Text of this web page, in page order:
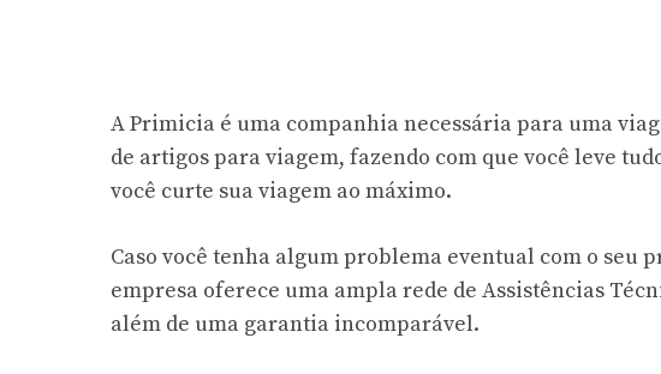
A Primicia é uma companhia necessária para uma
de artigos para viagem, fazendo com que você leve
você curte sua viagem ao máximo.
Caso você tenha algum problema eventual com o seu
empresa oferece uma ampla rede de Assistências
além de uma garantia incomparável.